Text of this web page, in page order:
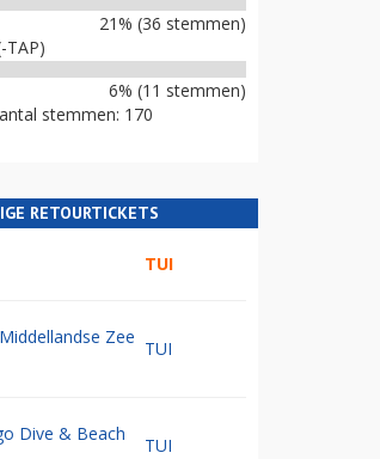
21% (36 stemmen)
TAP)
6% (11 stemmen)
stemmen: 170
RETOURTICKETS
TUI
Zee
TUI
Dive & Beach
TUI